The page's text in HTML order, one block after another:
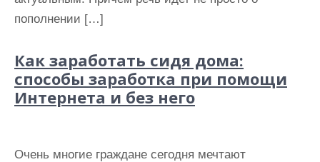
пополнении […]
Как заработать сидя дома:
способы заработка при помощи
Интернета и без него
Очень многие граждане сегодня мечтают